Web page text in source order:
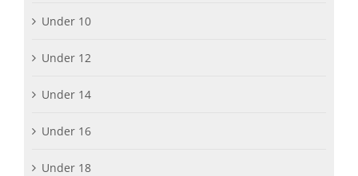
Under 10
Under 12
Under 14
Under 16
Under 18